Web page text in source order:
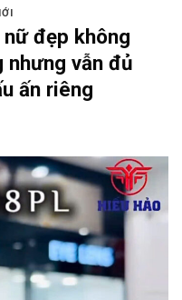
đẹp không
nhưng vẫn đủ
ấn riêng